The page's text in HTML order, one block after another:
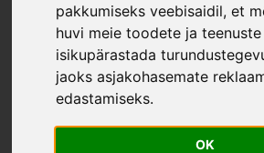
pakkumiseks veebisaidil,et
huvi meie toodete ja
isikupärastada
jaoks asjakohasemate
edastamiseks.
OK